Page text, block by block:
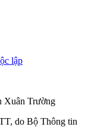
lập
Xuân Trường
do Bộ Thông tin